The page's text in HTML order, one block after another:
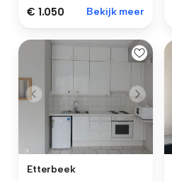
€ 1.050 Bekijk meer
Etterbeek